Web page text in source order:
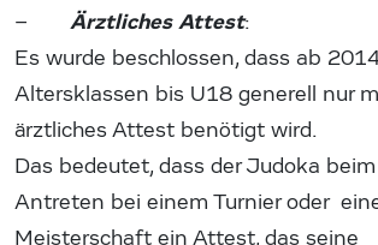
– Ärztliches Attest:
Es wurde beschlossen, dass ab
Altersklassen bis U18 generell nur
ärztliches Attest benötigt wird.
Das bedeutet, dass der Judoka
Antreten bei einem Turnier oder
Meisterschaft ein Attest, das seine